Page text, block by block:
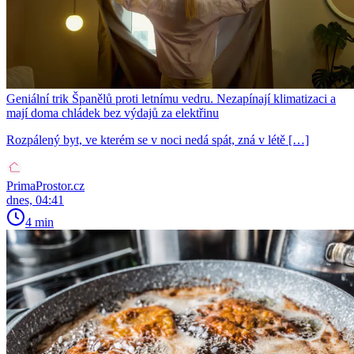
Geniální trik Španělů proti letnímu vedru. Nezapínají klimatizaci a
mají doma chládek bez výdajů za elektřinu
Rozpálený byt, ve kterém se v noci nedá spát, zná v létě […]
PrimaProstor.cz
dnes, 04:41
4 min